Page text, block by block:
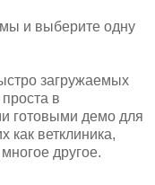
и выберите одну
загружаемых
в
готовыми демо для
как ветклиника,
другое.